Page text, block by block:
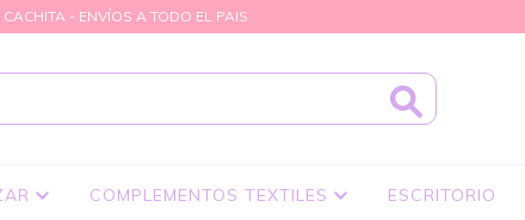
- ENVÍOS A TODO EL PAIS
COMPLEMENTOS TEXTILES ESCRITORIO